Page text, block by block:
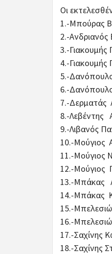
Οι
1.-Μπούρας
2.-
3.-
4.-
5.-
6.-
7.-Δερματάς
8.-Λεβέντης
9.-Λιβανός
10.-Μούγιος
11.-Μούγιος
12.-Μούγιος
13.-Μπάκας
14.-Μπάκας
15.-
16.-
17.-Σαχίνης
18.-Σαχίνης